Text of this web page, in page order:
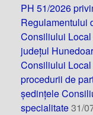
PH 51/2026
Regulamentului
Consiliului
județul
Consiliului
procedurii de
ședințele
specialitate31/